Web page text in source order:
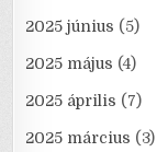
2025 június (5)
2025 május (4)
2025 április (7)
2025 március (3)